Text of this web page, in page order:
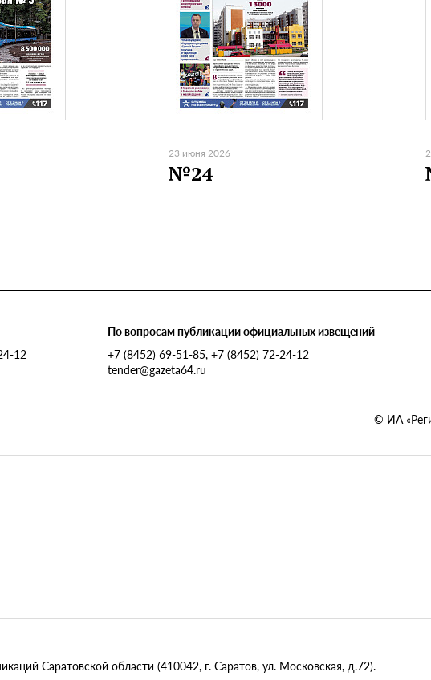
23 июня 2026
№24
12
По вопросам публикации официальных извещений
+7 (8452) 69-51-85, +7 (8452) 72-24-12
tender@gazeta64.ru
© ИА
Саратовской области (410042, г. Саратов, ул. Московская, д.72).